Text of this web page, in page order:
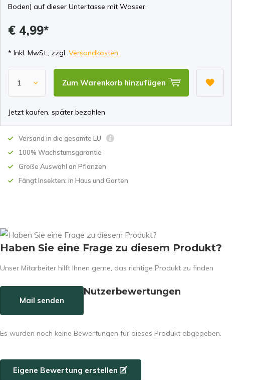
Boden) auf dieser Untertasse mit Wasser.
€ 4,99*
* Inkl. MwSt., zzgl.Versandkosten
Zum Warenkorb hinzufügen
Jetzt kaufen, später bezahlen
Versand in die gesamte EU
100% Wachstumsgarantie
Große Auswahl an Pflanzen
Fängt Insekten: in Haus und Garten
Haben Sie eine Frage zu diesem Produkt?
Unser Mitarbeiter hilft Ihnen gerne, das richtige Produkt zu finden
Mail senden
Nutzerbewertungen
Es wurden noch keine Bewertungen für dieses Produkt abgegeben.
Eigene Bewertung erstellen